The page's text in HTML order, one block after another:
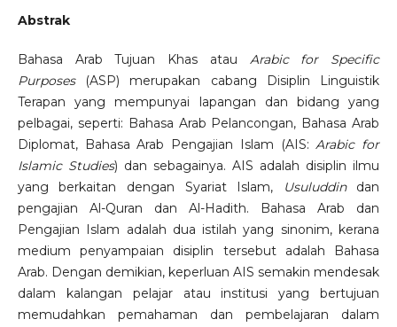
Abstrak
Bahasa Arab Tujuan Khas atau Arabic for Specific
Purposes
(ASP) merupakan cabang Disiplin Linguistik
Terapan yang mempunyai lapangan dan bidang yang
pelbagai, seperti: Bahasa Arab Pelancongan, Bahasa Arab
Diplomat, Bahasa Arab Pengajian Islam (AIS:Arabic for
Islamic Studies) dan sebagainya. AIS adalah disiplin ilmu
yang berkaitan dengan Syariat Islam,
Usuluddindan
pengajian Al-Quran dan Al-Hadith. Bahasa Arab dan
Pengajian Islam adalah dua istilah yang sinonim, kerana
medium penyampaian disiplin tersebut adalah Bahasa
Arab. Dengan demikian, keperluan AIS semakin mendesak
dalam kalangan pelajar atau institusi yang bertujuan
memudahkan pemahaman dan pembelajaran dalam